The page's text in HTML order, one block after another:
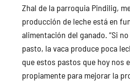
Zhal de la parroquia Pindilig,
producción de leche está en
alimentación del ganado. “Si
pasto, la vaca produce poca
que estos pastos que hoy nos
propiamente para mejorar la